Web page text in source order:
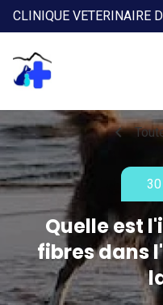
CLINIQUE VETERINAIRE
chevron_left
Quelle est
fibres dans